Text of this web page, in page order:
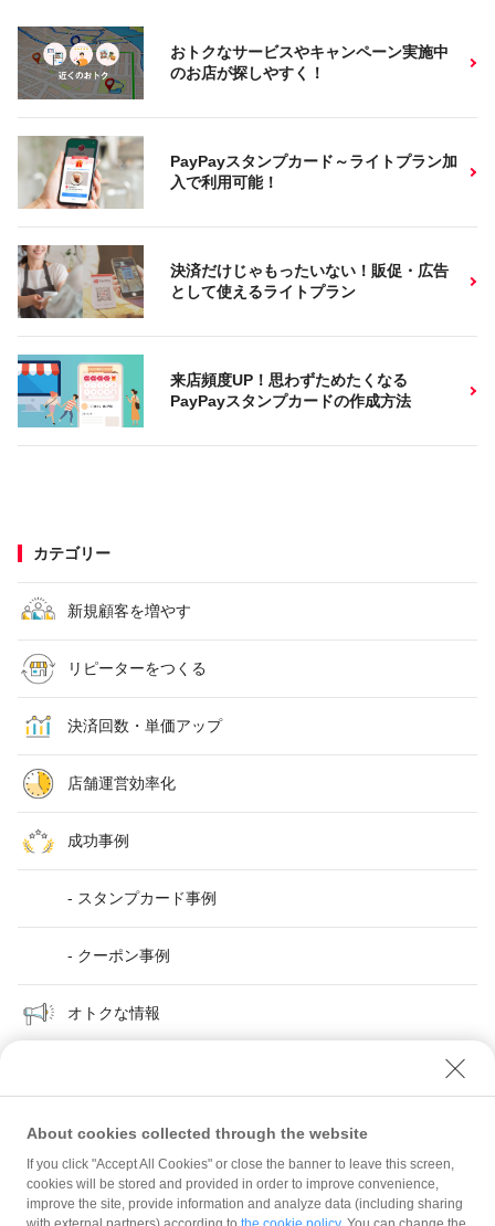
おトクなサービスやキャンペーン実施中
のお店が探しやすく！
PayPayスタンプカード～ライトプラン加
入で利用可能！
決済だけじゃもったいない！販促・広告
として使えるライトプラン
来店頻度UP！思わずためたくなる
PayPayスタンプカードの作成方法
カテゴリー
新規顧客を増やす
リピーターをつくる
決済回数・単価アップ
店舗運営効率化
成功事例
- スタンプカード事例
- クーポン事例
オトクな情報
リピーターをつくる
【リピーター増に】自動配布のPayPayクーポンでお客さまへアピールしよう
About cookies collected through the website
If you click "Accept All Cookies" or close the banner to leave this screen,
cookies will be stored and provided in order to improve convenience,
improve the site, provide information and analyze data (including sharing